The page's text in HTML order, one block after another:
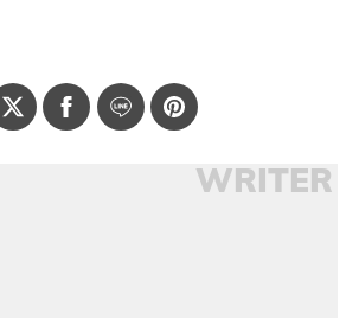
WRITER